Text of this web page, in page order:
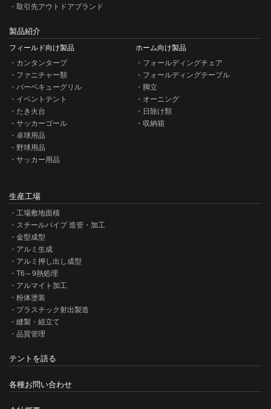
取引先アウトドアブランド
製品紹介
フィールド向け製品
カンタンタープ
ファニチャー類
バーベキューグリル
イベントテント
たき火台
サッカーゴール
卓球用品
野球用品
サッカー用品
ホーム向け製品
フォールディングチェア
フォールディングテーブル
脚立
オーニング
日除け類
収納箱
生産工場
工場敷地面積
スチールパイプ 造管・加工
金型成型
アルミ生成
アルミ押し出し成型
T6～9熱処理
アルマイト加工
粉体塗装
プラスチック射出製造
縫製・組立て
品質管理
テントを語る
各種お問い合わせ